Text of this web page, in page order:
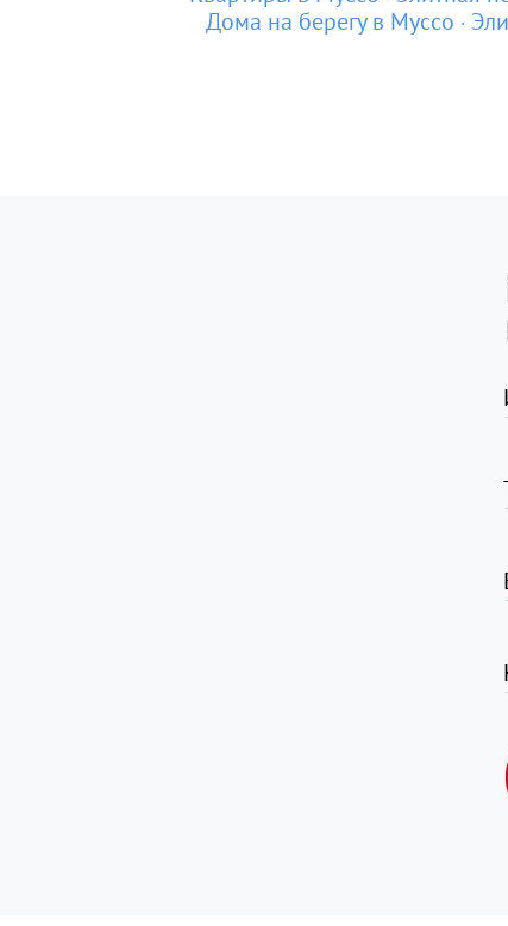
Дома на берегу в Муссо